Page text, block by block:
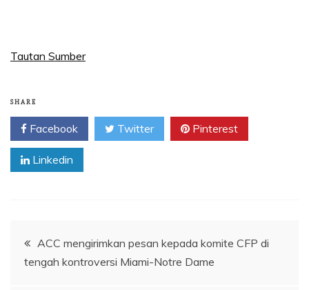
Tautan Sumber
SHARE
Facebook Twitter Pinterest
Linkedin
Navigasi
pos
ACC mengirimkan pesan kepada komite CFP di
tengah kontroversi Miami-Notre Dame